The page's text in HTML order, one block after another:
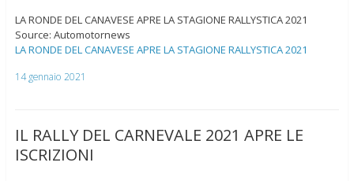
LA RONDE DEL CANAVESE APRE LA STAGIONE RALLYSTICA 2021
Source: Automotornews
LA RONDE DEL CANAVESE APRE LA STAGIONE RALLYSTICA 2021
14 gennaio 2021
IL RALLY DEL CARNEVALE 2021 APRE LE
ISCRIZIONI